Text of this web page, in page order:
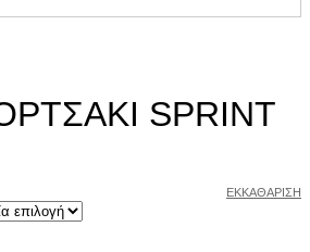
SPRINT
ΕΚΚΑΘΆΡΙΣΗ
ποσότητα